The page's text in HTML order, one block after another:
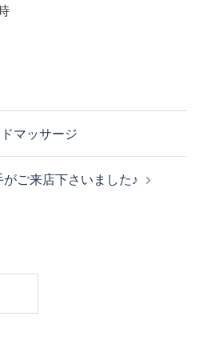
マッサージ
ご来店下さいました♪